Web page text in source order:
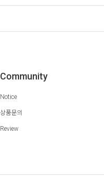
Community
Notice
상품문의
Review